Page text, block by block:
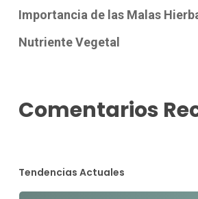
Importancia de las Malas
Nutriente Vegetal
Comentarios
Tendencias Actuales